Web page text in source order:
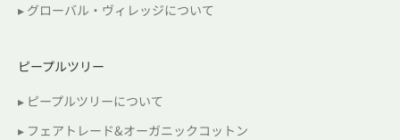
▸ グローバル・ヴィレッジについて
ピープルツリー
▸ ピープルツリーについて
▸ フェアトレード&オーガニックコットン